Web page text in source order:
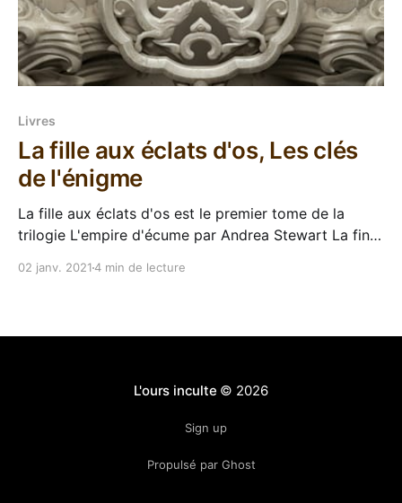
Livres
La fille aux éclats d'os, Les clés
de l'énigme
La fille aux éclats d'os est le premier tome de la
trilogie L'empire d'écume par Andrea Stewart La fin
j'ai enchainé trois bouquins relativement décevants et
02 janv. 20214 min de lecture
L'ours inculte © 2026
Sign up
Propulsé par Ghost